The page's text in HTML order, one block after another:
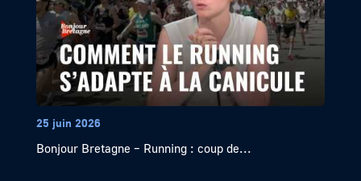
25 juin 2026
Bonjour Bretagne – Running : coup de...